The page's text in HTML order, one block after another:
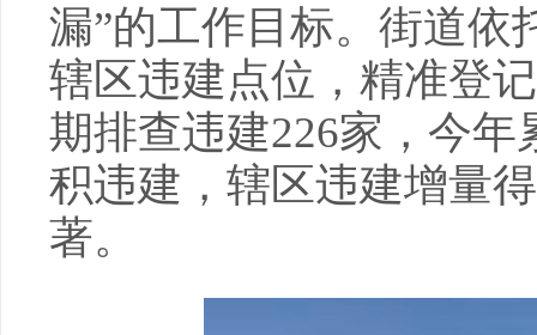
漏”的工作目标。街道依
辖区违建点位，精准登
期排查违建226家，今年
积违建，辖区违建增量
著。